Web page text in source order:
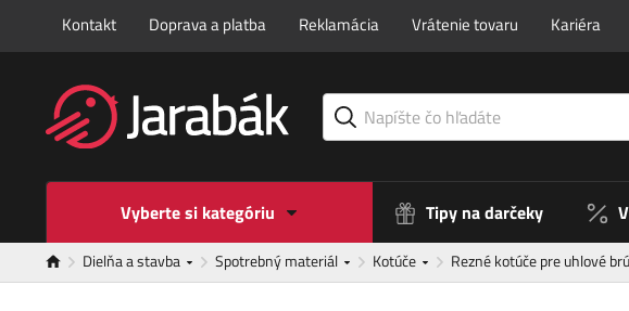
Kontakt Doprava a platba Reklamácia Vrátenie tovaru Kariéra
Vyberte si kategóriu Tipy na darčeky
Dielňa a stavba Spotrebný materiál Kotúče Rezné kotúče pre uhlové